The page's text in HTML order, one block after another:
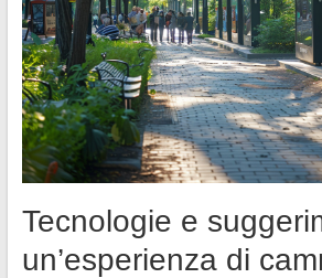
Tecnologie e
un’esperienza di